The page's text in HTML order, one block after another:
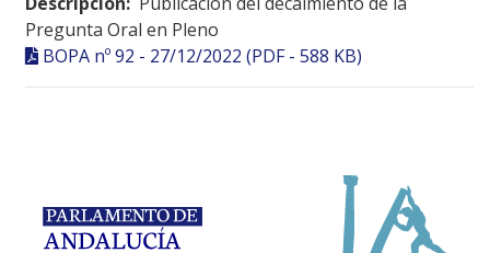
Pregunta Oral en Pleno
BOPA nº 92 - 27/12/2022 (PDF - 588 KB)